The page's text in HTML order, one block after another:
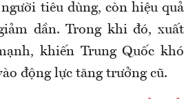
tiêu dùng, còn hiệu quả
dần. Trong khi đó, xuất
khiến Trung Quốc khó
động lực tăng trưởng cũ.